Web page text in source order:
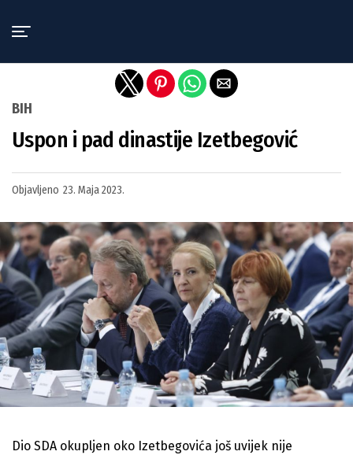
BIH
Uspon i pad dinastije Izetbegović
Objavljeno 23. Maja 2023.
Dio SDA okupljen oko Izetbegovića još uvijek nije